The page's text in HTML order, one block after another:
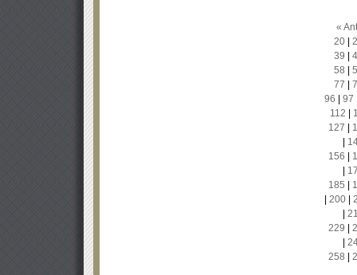
«
20|
39
58
77
96
97
112
127
156
185
200|
229
258